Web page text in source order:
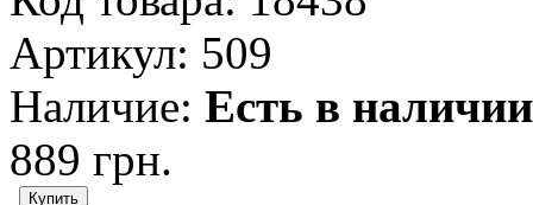
Артикул: 509
Наличие: Есть в наличии
889 грн.